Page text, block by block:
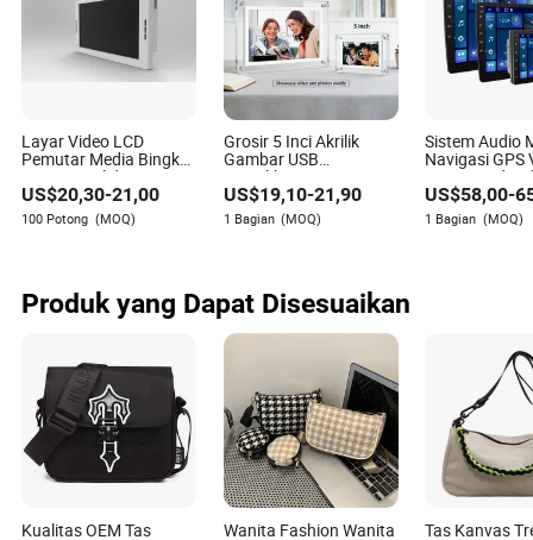
Layar Video LCD
Pemutar Media Bingkai
Foto Digital dengan
Speaker Depan
US$20,30-21,00
100 Potong (MOQ)
Grosir 5 Inci Akrilik
Gambar USB
Masukkan Fungsi
Putar Video Objek Tak
Terbatas Bingkai Foto
Digital Transparan
US$19,10-21,90
1 Bagian (MOQ)
Sistem Audio
Navigasi GPS
Stereo
China
US$58,00-
1 Bagian (MOQ)
Produk yang Dapat Disesuaikan
Kualitas OEM Tas
Wanita Fashion Wanita
Tas Kanvas